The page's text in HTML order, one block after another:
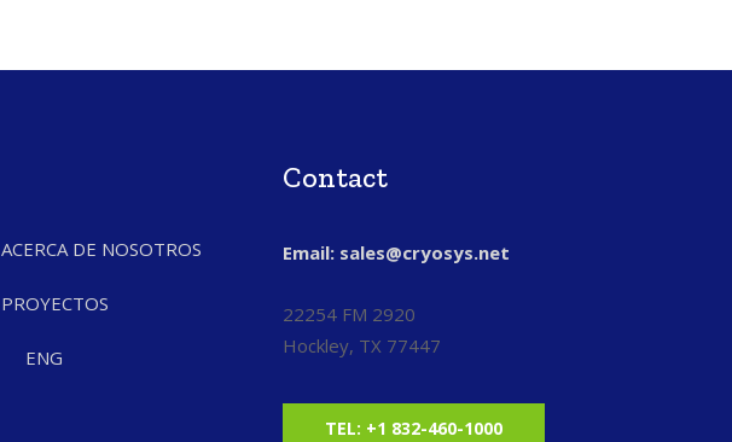
ACERCA DE NOSOTROS
PROYECTOS
ENG
Contact
Email: sales@cryosys.net
22254 FM 2920
Hockley, TX 77447
TEL: +1 832-460-1000